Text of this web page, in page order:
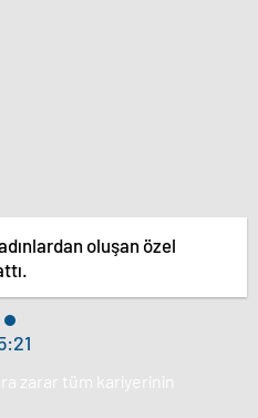
oluşan özel